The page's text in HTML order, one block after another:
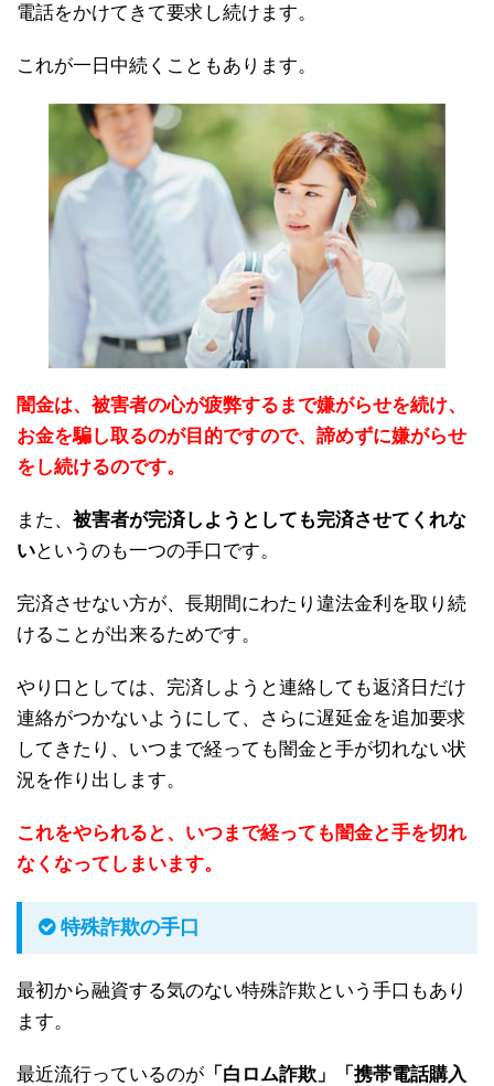
電話をかけてきて要求し続けます。
これが一日中続くこともあります。
闇金は、被害者の心が疲弊するまで嫌がらせを続け、
お金を騙し取るのが目的ですので、諦めずに嫌がらせ
をし続けるのです。
また、 被害者が完済しようとしても完済させてくれな
いというのも一つの手口です。
完済させない方が、長期間にわたり違法金利を取り続
けることが出来るためです。
やり口としては、完済しようと連絡しても返済日だけ
連絡がつかないようにして、さらに遅延金を追加要求
してきたり、いつまで経っても闇金と手が切れない状
況を作り出します。
これをやられると、いつまで経っても闇金と手を切れ
なくなってしまいます。
特殊詐欺の手口
最初から融資する気のない特殊詐欺という手口もあり
ます。
最近流行っているのが 「白ロム詐欺」「携帯電話購入